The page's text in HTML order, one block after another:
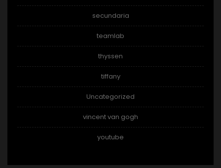
secundaria
teamlab
thyssen
tiffany
Uncategorized
vincent van gogh
youtube